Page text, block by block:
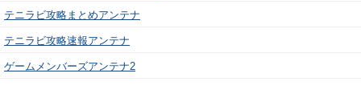
テニラビ攻略まとめアンテナ
テニラビ攻略速報アンテナ
ゲームメンバーズアンテナ2